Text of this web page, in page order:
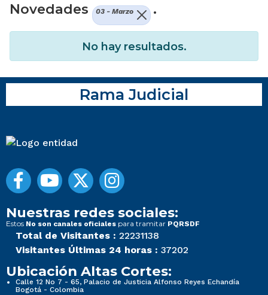
Novedades
03 - Marzo .
No hay resultados.
Rama Judicial
Nuestras redes sociales:
Estos No son canales oficiales para tramitar PQRSDF
Total de Visitantes : 22231138
Visitantes Últimas 24 horas : 37202
Ubicación Altas Cortes:
Calle 12 No 7 - 65, Palacio de Justicia Alfonso Reyes Echandía
Bogotá - Colombia